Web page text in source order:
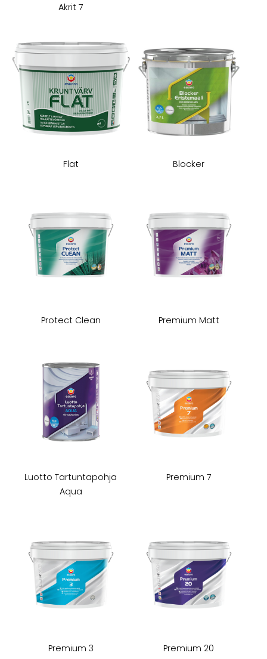
Akrit 7
Flat Blocker
Protect Clean Premium Matt
Luotto Tartuntapohja
Aqua
Premium 7
Premium 3 Premium 20